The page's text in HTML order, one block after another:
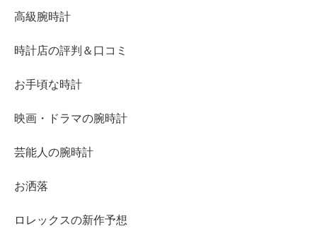
高級腕時計
時計店の評判＆口コミ
お手頃な時計
映画・ドラマの腕時計
芸能人の腕時計
お洒落
ロレックスの新作予想